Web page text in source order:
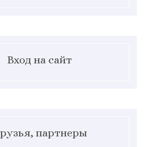
Вход на сайт
партнеры